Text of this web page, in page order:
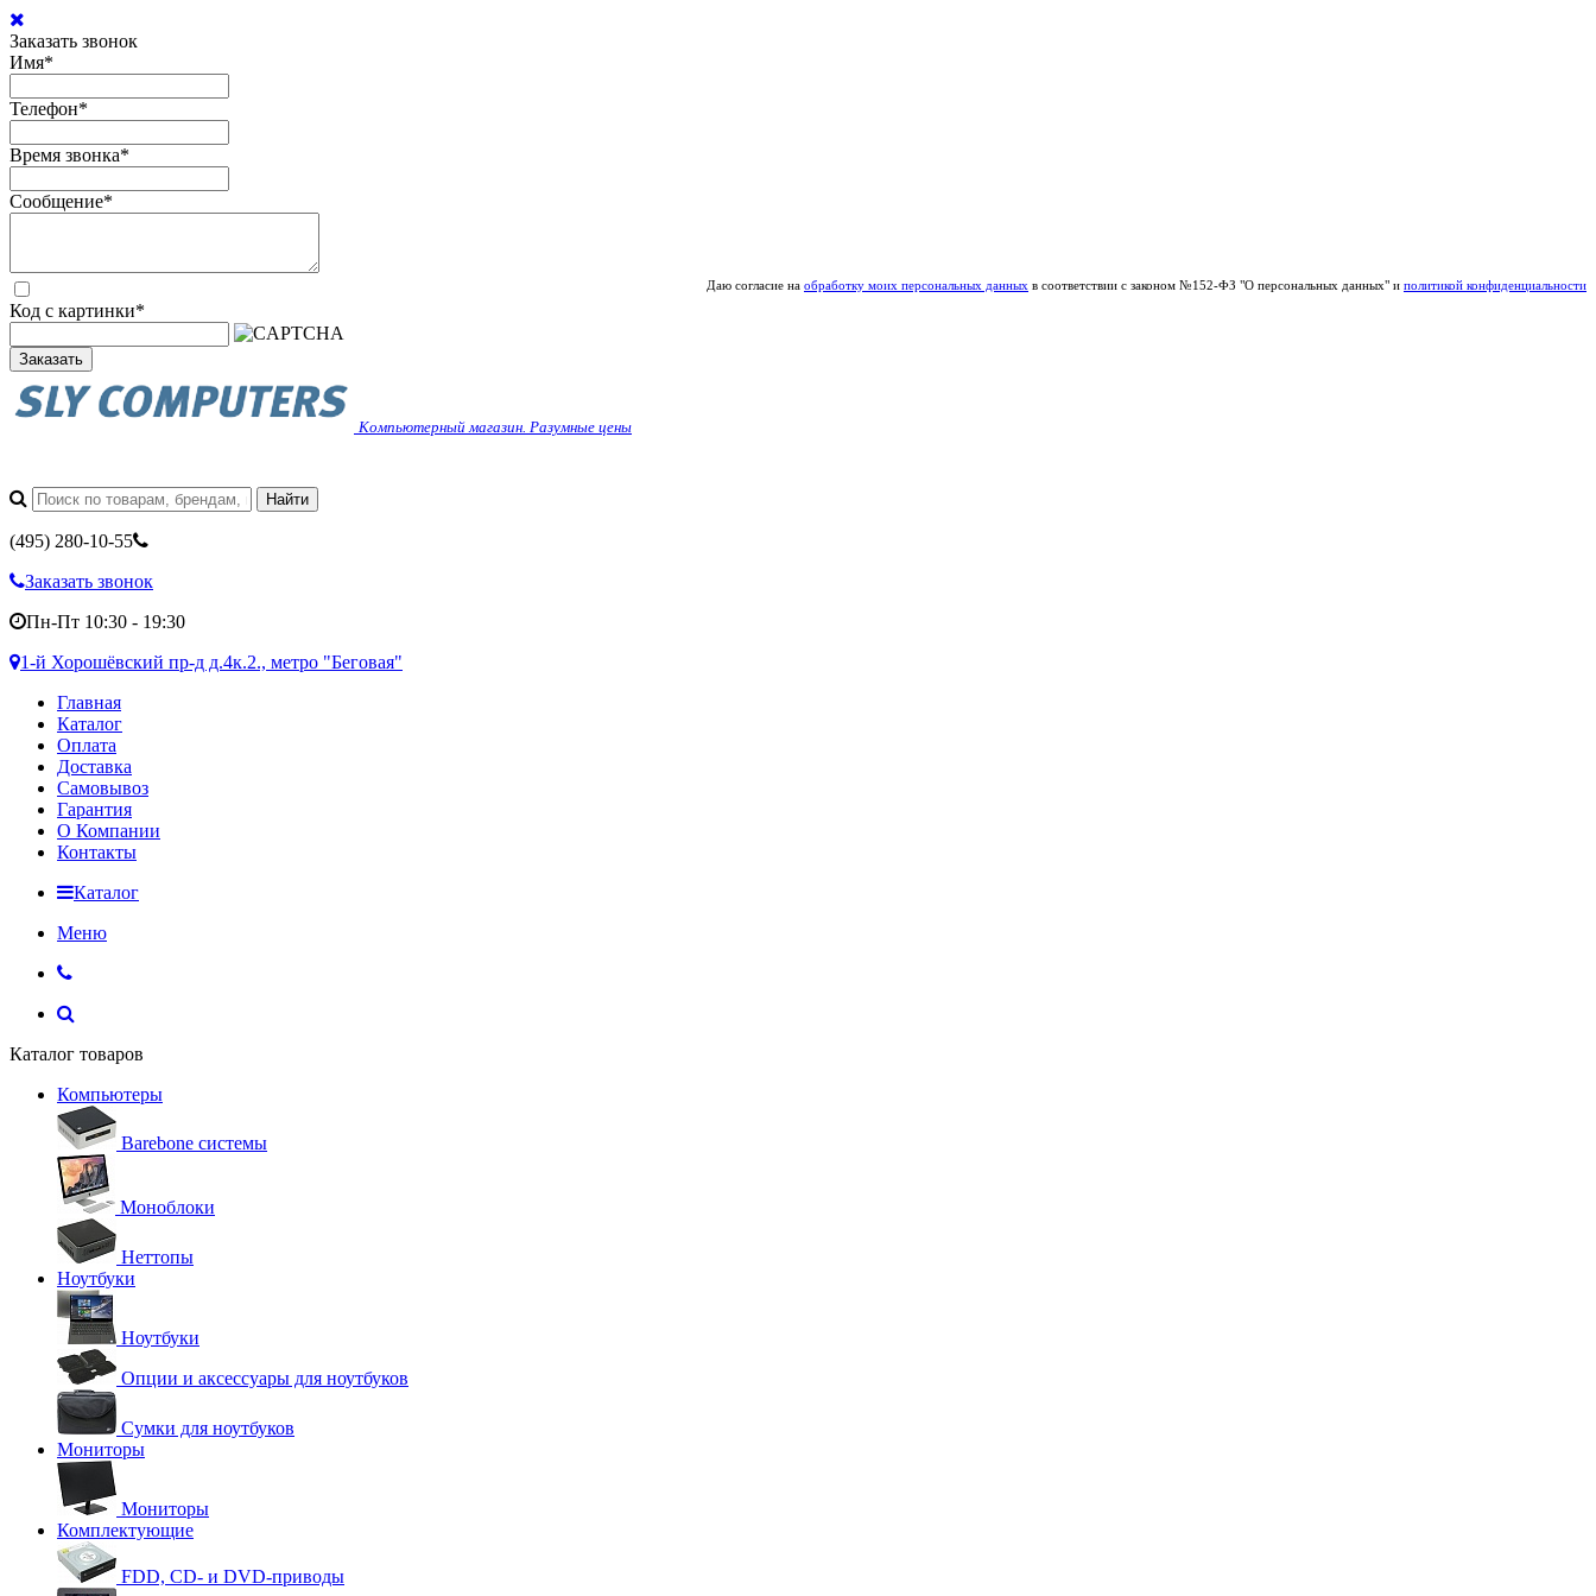
Заказать звонок
Имя*
Телефон*
Время звонка*
Сообщение*
Даю согласие на обработку моих персональных данных в соответствии с законом №152-ФЗ "О персональных данных" и политикой конфиденциальности
Код с картинки*
Заказать
Компьютерный магазин. Разумные цены
(495) 280-10-55
Заказать звонок
Пн-Пт 10:30 - 19:30
1-й Хорошёвский пр-д д.4к.2., метро "Беговая"
Главная
Каталог
Оплата
Доставка
Самовывоз
Гарантия
О Компании
Контакты
Каталог
Меню
Каталог товаров
Компьютеры
Barebone системы
Моноблоки
Неттопы
Ноутбуки
Ноутбуки
Опции и аксессуары для ноутбуков
Сумки для ноутбуков
Мониторы
Мониторы
Комплектующие
FDD, CD- и DVD-приводы